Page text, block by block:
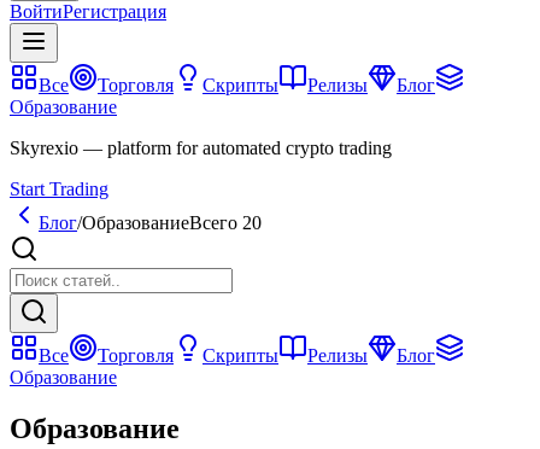
ВойтиРегистрация
Все Торговля Скрипты Релизы
Блог
Образование
Skyrexio — platform for automated crypto trading
Start Trading
Блог/ОбразованиеВсего 20
Все Торговля Скрипты Релизы
Блог
Образование
Образование